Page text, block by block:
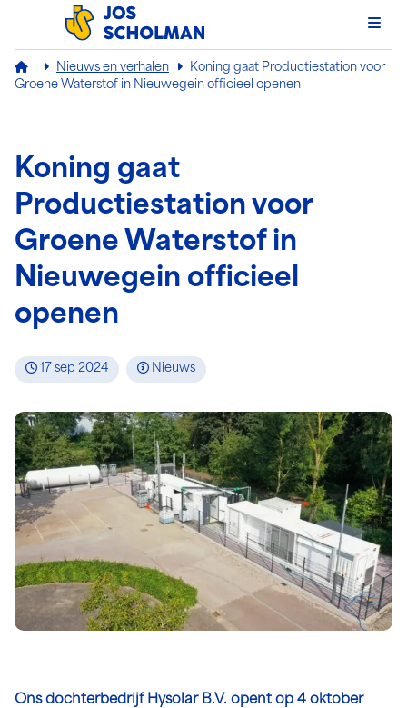
Jos Scholman
Nieuws en verhalen
Koning gaat Productiestation voor
Groene Waterstof in Nieuwegein officieel openen
Koning gaat
Productiestation voor
Groene Waterstof in
Nieuwegein officieel
openen
17 sep 2024 Nieuws
Ons dochterbedrijf Hysolar B.V. opent op 4 oktober